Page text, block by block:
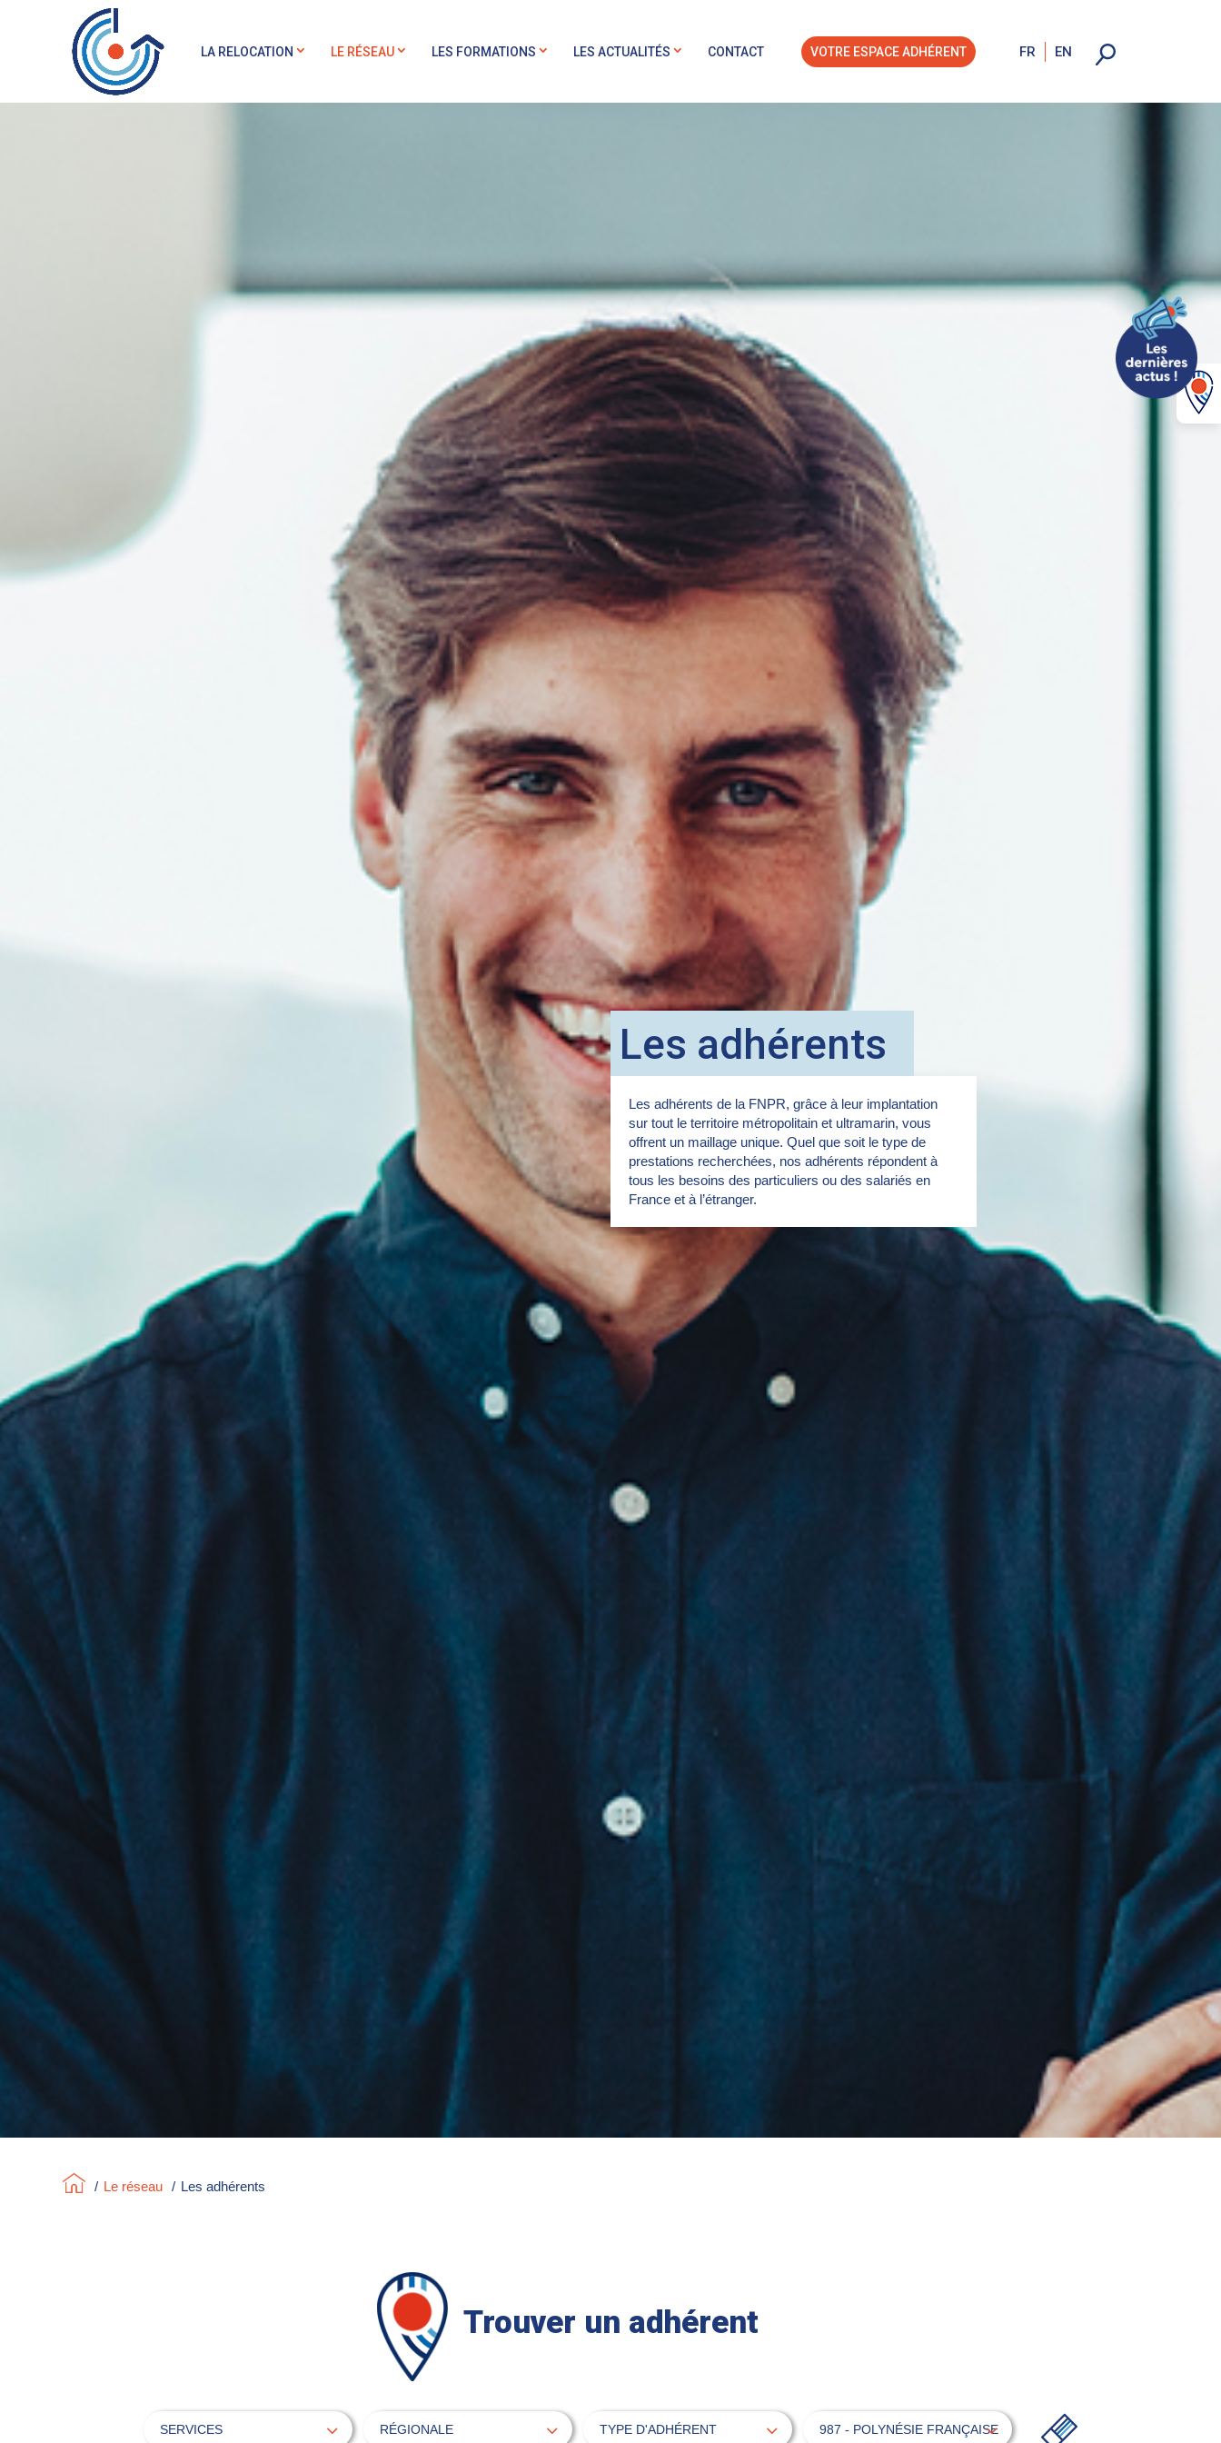
LA RELOCATION LE RÉSEAU LES FORMATIONS LES ACTUALITÉS CONTACT VOTRE ESPACE ADHÉRENT FR EN
Les adhérents
Les adhérents de la FNPR, grâce à leur implantation
sur tout le territoire métropolitain et ultramarin, vous
offrent un maillage unique. Quel que soit le type de
prestations recherchées, nos adhérents répondent à
tous les besoins des particuliers ou des salariés en
France et à l’étranger.
/ Le réseau / Les adhérents
Trouver un adhérent